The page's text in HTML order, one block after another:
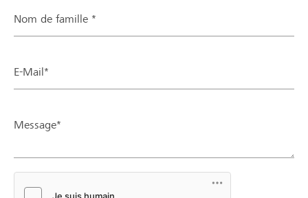
Nom de famille *
E-Mail*
Message*